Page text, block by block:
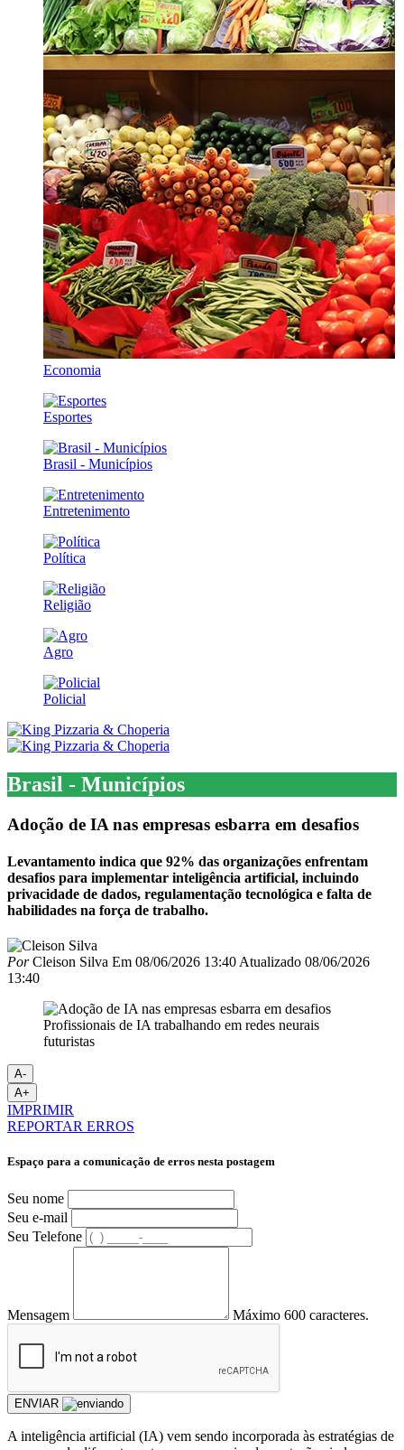
Economia
Esportes
Brasil - Municípios
Entretenimento
Política
Religião
Agro
Policial
Brasil - Municípios
Adoção de IA nas empresas esbarra em desafios
Levantamento indica que 92% das organizações enfrentam
desafios para implementar inteligência artificial, incluindo
privacidade de dados, regulamentação tecnológica e falta de
habilidades na força de trabalho.
PorCleison Silva Em 08/06/2026 13:40 Atualizado 08/06/2026
13:40
Profissionais de IA trabalhando em redes neurais
futuristas
A-
A+
IMPRIMIR
REPORTAR ERROS
Espaço para a comunicação de erros nesta postagem
Seu nome
Seu e-mail
Seu Telefone
Mensagem Máximo 600 caracteres.
ENVIAR
A inteligência artificial (IA) vem sendo incorporada às estratégias de